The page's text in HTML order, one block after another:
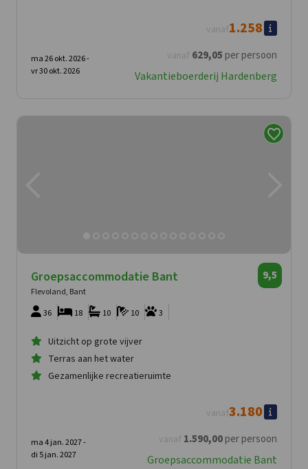
vanaf 629,05 per persoon
vanaf1.258
ma 26 okt. 2026 -
vr 30 okt. 2026
Vakantieboerderij Hardenberg
Groepsaccommodatie Bant
Flevoland, Bant
9,5
36 3
10
10
18
Uitzicht op grote vijver
Terras aan het water
Gezamenlijke recreatieruimte
vanaf 1.590,00per persoon
vanaf3.180
ma 4 jan. 2027 -
di 5 jan. 2027
Groepsaccommodatie Bant